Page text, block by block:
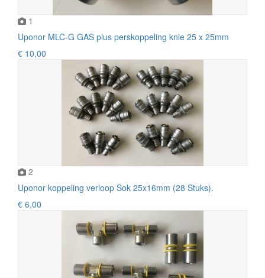
1
Uponor MLC-G GAS plus perskoppeling knie 25 x 25mm
€ 10,00
2
Uponor koppeling verloop Sok 25x16mm (28 Stuks).
€ 6,00